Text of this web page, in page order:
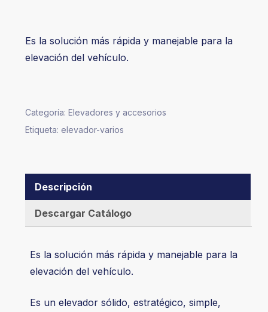
Es la solución más rápida y manejable para la
elevación del vehículo.
Categoría: Elevadores y accesorios
Etiqueta: elevador-varios
Descripción
Descargar Catálogo
Es la solución más rápida y manejable para la
elevación del vehículo.
Es un elevador sólido, estratégico, simple,